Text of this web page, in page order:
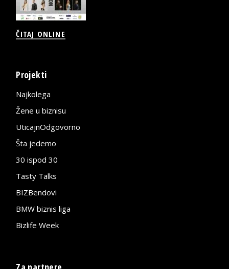
ČITAJ ONLINE
Projekti
Najkolega
Žene u biznisu
UticajnOdgovorno
Šta jedemo
30 ispod 30
Tasty Talks
BIZBendovi
BMW biznis liga
Bizlife Week